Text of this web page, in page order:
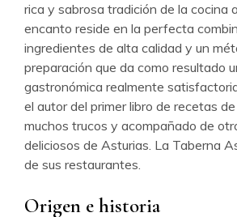
rica y sabrosa tradición de la cocina
encanto reside en la perfecta
ingredientes de alta calidad y un
preparación que da como resultado
gastronómica realmente
el autor del primer libro de recetas
muchos trucos y acompañado de
deliciosos de Asturias. La Taberna
de sus restaurantes.
Origen e historia